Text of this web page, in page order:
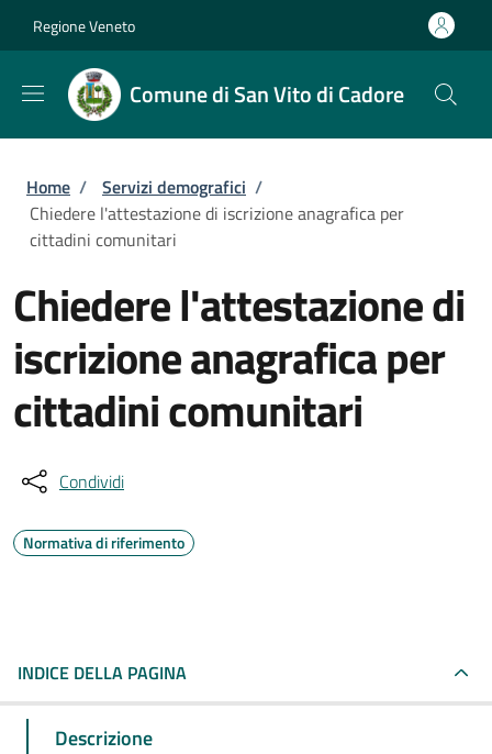
Regione Veneto
Comune di San Vito di Cadore
Briciole di pane
Home / Servizi demografici /
Chiedere l'attestazione di iscrizione anagrafica per
cittadini comunitari
Chiedere l'attestazione di
iscrizione anagrafica per
cittadini comunitari
Condividi
Normativa di riferimento
INDICE DELLA PAGINA
Descrizione